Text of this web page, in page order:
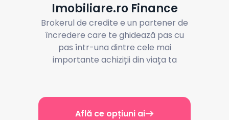
Imobiliare.ro Finance
Brokerul de credite e un partener de
încredere care te ghidează pas cu
pas într-una dintre cele mai
importante achiziții din viața ta
Află ce opțiuni ai